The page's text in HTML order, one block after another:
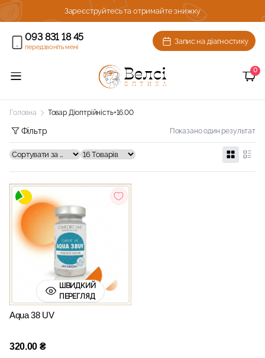
Зареєструйтесь та отримайте знижку
093 831 18 45
передзвоніть мені
Запис на діагностику
0
Головна Товар Діоптрійність+16.00
Показано один результат
Фільтр
ШВИДКИЙ
ПЕРЕГЛЯД
Aqua 38 UV
320.00 ₴